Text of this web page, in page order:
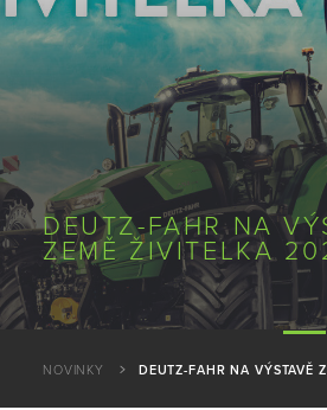
DEUTZ-FAHR NA
ZEMĚ ŽIVITELKA
NOVINKY DEUTZ-FAHR NA VÝSTAVĚ